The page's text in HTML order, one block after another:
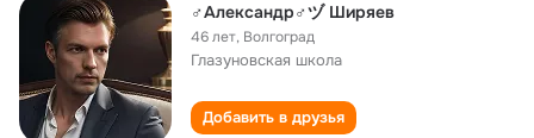
♂Александр♂ヅ Ширяев
46 лет, Волгоград
Глазуновская школа
Добавить в друзья